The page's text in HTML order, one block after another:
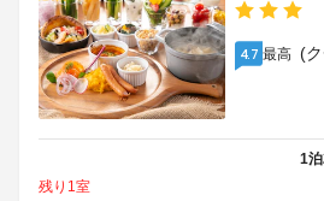
4.7 最高 (
1
残り1室